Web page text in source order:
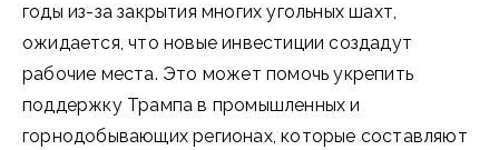
годы из-за закрытия многих угольных шахт,
ожидается, что новые инвестиции создадут
рабочие места. Это может помочь укрепить
поддержку Трампа в промышленных и
горнодобывающих регионах, которые составляют